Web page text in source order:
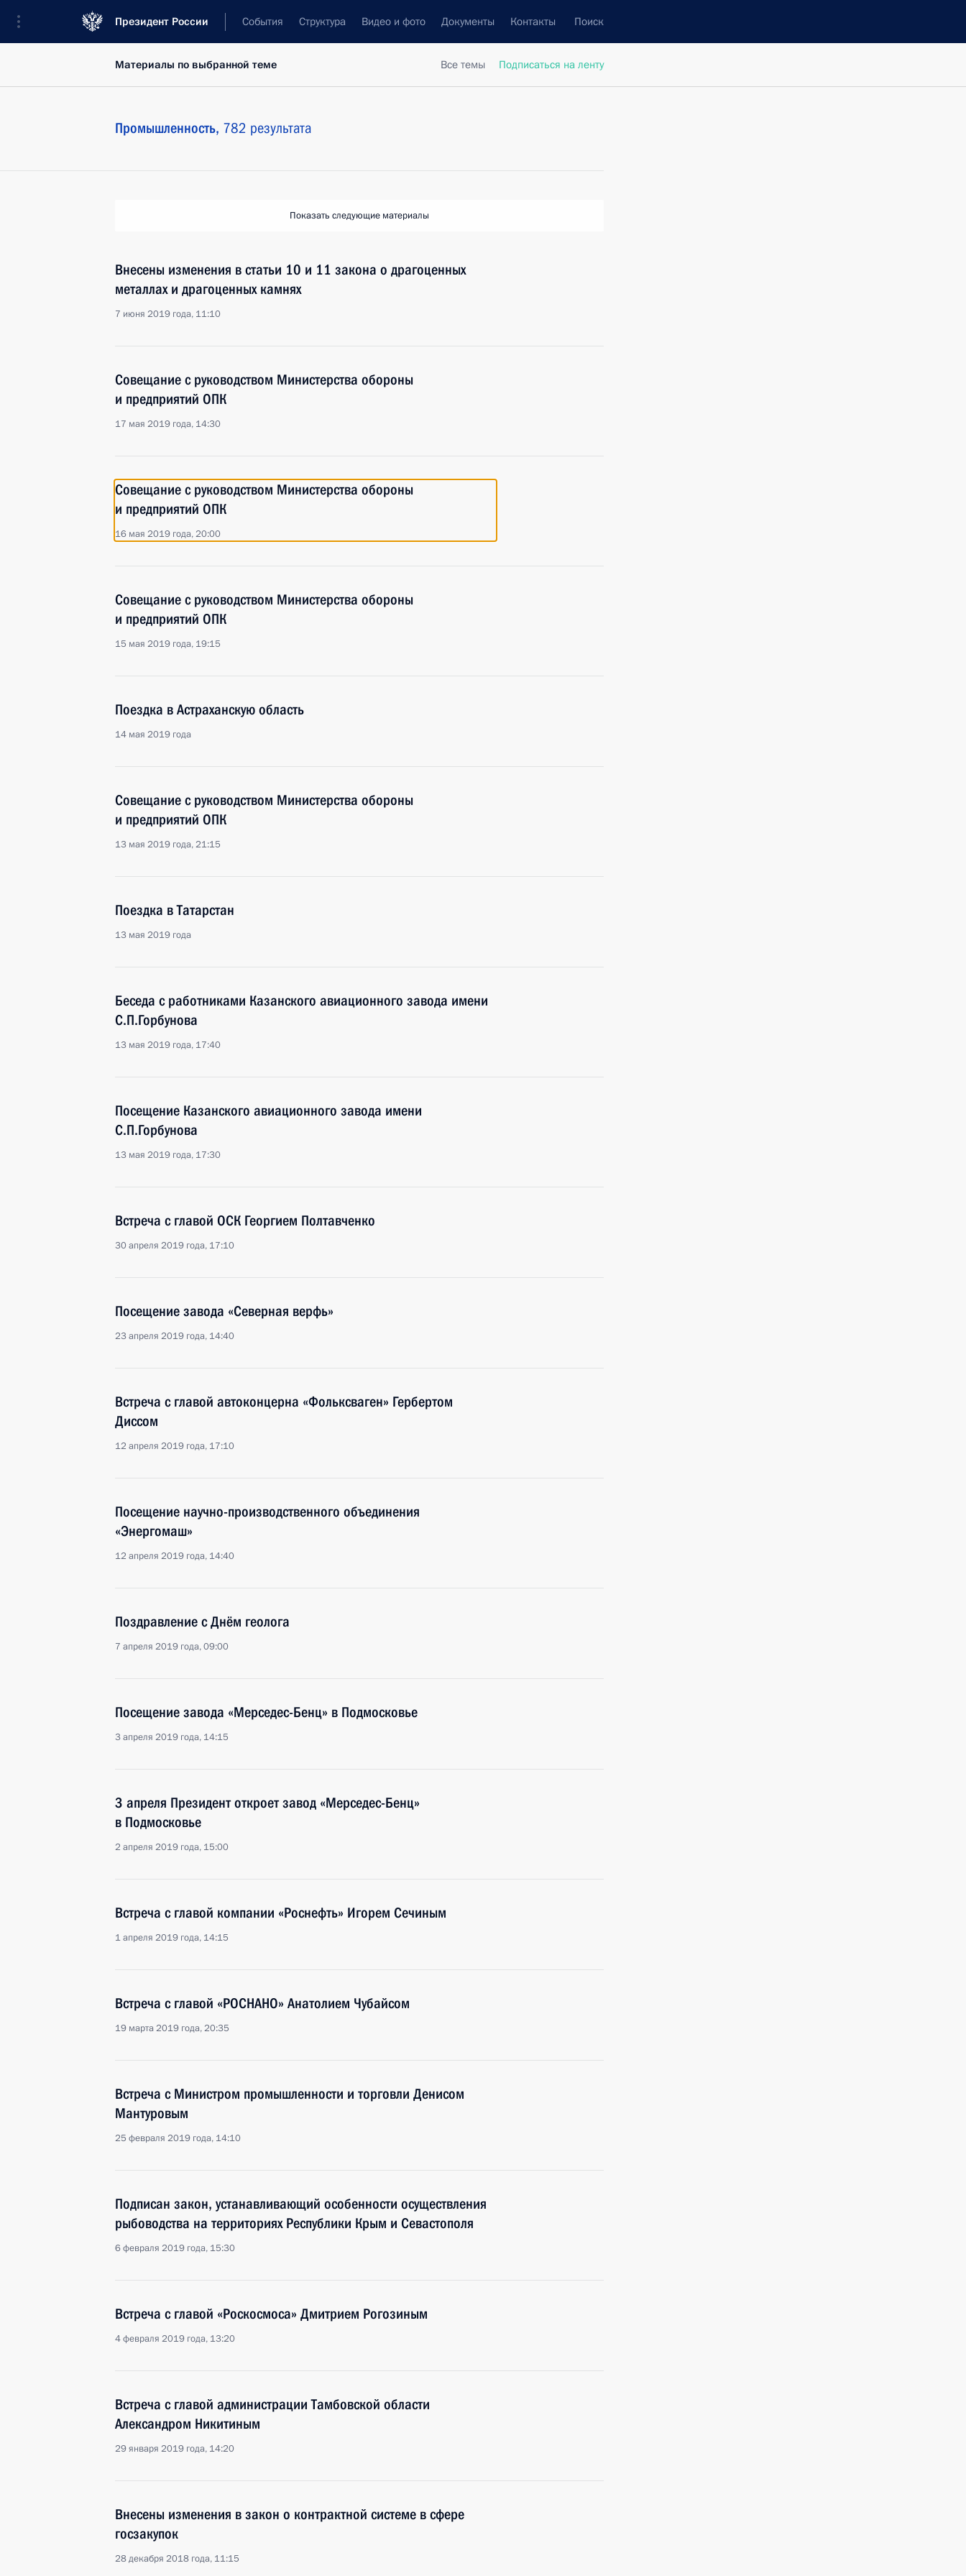
Президент России События Структура Видео и фото Документы Контакты Поиск
Все темы Подписаться на ленту
Материалы по выбранной теме
Промышленность, 782 результата
Показать следующие материалы
Внесены изменения в статьи 10 и 11 закона о драгоценных
металлах и драгоценных камнях
7 июня 2019 года, 11:10
Совещание с руководством Министерства обороны
и предприятий ОПК
17 мая 2019 года, 14:30
Совещание с руководством Министерства обороны
и предприятий ОПК
16 мая 2019 года, 20:00
Совещание с руководством Министерства обороны
и предприятий ОПК
15 мая 2019 года, 19:15
Поездка в Астраханскую область
14 мая 2019 года
Совещание с руководством Министерства обороны
и предприятий ОПК
13 мая 2019 года, 21:15
Поездка в Татарстан
13 мая 2019 года
Беседа с работниками Казанского авиационного завода имени
С.П.Горбунова
13 мая 2019 года, 17:40
Посещение Казанского авиационного завода имени
С.П.Горбунова
13 мая 2019 года, 17:30
Встреча с главой ОСК Георгием Полтавченко
30 апреля 2019 года, 17:10
Посещение завода «Северная верфь»
23 апреля 2019 года, 14:40
Встреча с главой автоконцерна «Фольксваген» Гербертом
Диссом
12 апреля 2019 года, 17:10
Посещение научно-производственного объединения
«Энергомаш»
12 апреля 2019 года, 14:40
Поздравление с Днём геолога
7 апреля 2019 года, 09:00
Посещение завода «Мерседес-Бенц» в Подмосковье
3 апреля 2019 года, 14:15
3 апреля Президент откроет завод «Мерседес-Бенц»
в Подмосковье
2 апреля 2019 года, 15:00
Встреча с главой компании «Роснефть» Игорем Сечиным
1 апреля 2019 года, 14:15
Встреча с главой «РОСНАНО» Анатолием Чубайсом
19 марта 2019 года, 20:35
Встреча с Министром промышленности и торговли Денисом
Мантуровым
25 февраля 2019 года, 14:10
Подписан закон, устанавливающий особенности осуществления
рыбоводства на территориях Республики Крым и Севастополя
6 февраля 2019 года, 15:30
Встреча с главой «Роскосмоса» Дмитрием Рогозиным
4 февраля 2019 года, 13:20
Встреча с главой администрации Тамбовской области
Александром Никитиным
29 января 2019 года, 14:20
Внесены изменения в закон о контрактной системе в сфере
госзакупок
28 декабря 2018 года, 11:15